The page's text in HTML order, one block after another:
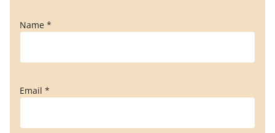
Name *
Email *